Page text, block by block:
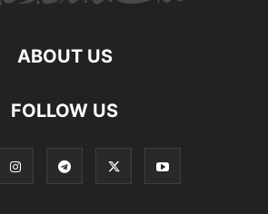
ABOUT US
FOLLOW US